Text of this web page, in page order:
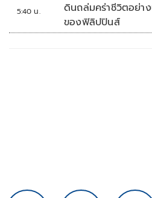
5:40 น.
ดินถล่มคร่าชีวิตอย่า
ของฟิลิปปินส์